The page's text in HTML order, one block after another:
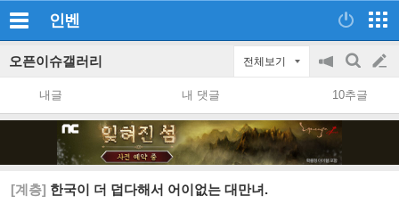
인벤
오픈이슈갤러리 전체보기
공
지
on/off
검
색
글
쓰
내글 내 댓글 10추글
[계층] 한국이 더 덥다해서 어이없는 대만녀.